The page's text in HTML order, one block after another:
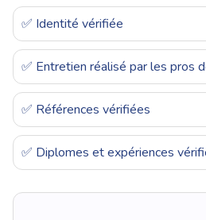
✅ Identité vérifiée
✅ Entretien réalisé par les pros
✅ Références vérifiées
✅ Diplomes et expériences